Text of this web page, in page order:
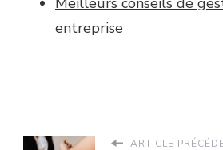
entreprise
ARTICLE